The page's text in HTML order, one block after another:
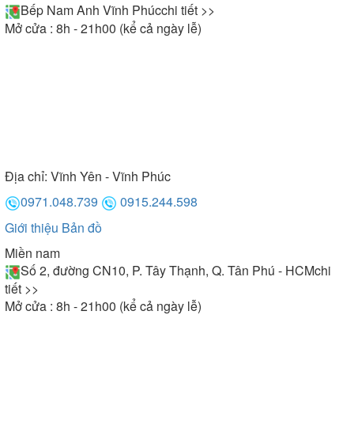
Bếp Nam Anh Vĩnh Phúcchi tiết >>
Mở cửa : 8h - 21h00 (kể cả ngày lễ)
Địa chỉ: Vĩnh Yên - Vĩnh Phúc
0971.048.739
0915.244.598
Giới thiệu Bản đồ
Miền nam
Số 2, đường CN10, P. Tây Thạnh, Q. Tân Phú - HCMchi
tiết >>
Mở cửa : 8h - 21h00 (kể cả ngày lễ)